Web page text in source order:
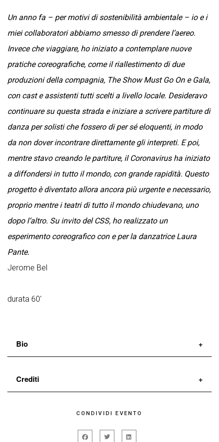
Un anno fa – per motivi di sostenibilità ambientale – io e i
miei collaboratori abbiamo smesso di prendere l’aereo.
Invece che viaggiare, ho iniziato a contemplare nuove
pratiche coreografiche, come il riallestimento di due
produzioni della compagnia, The Show Must Go On e Gala,
con cast e assistenti tutti scelti a livello locale. Desideravo
continuare su questa strada e iniziare a scrivere partiture di
danza per solisti che fossero di per sé eloquenti, in modo
da non dover incontrare direttamente gli interpreti. E poi,
mentre stavo creando le partiture, il Coronavirus ha iniziato
a diffondersi in tutto il mondo, con grande rapidità. Questo
progetto è diventato allora ancora più urgente e necessario,
proprio mentre i teatri di tutto il mondo chiudevano, uno
dopo l’altro. Su invito del CSS, ho realizzato un
esperimento coreografico con e per la danzatrice Laura
Pante.
Jerome Bel
durata 60'
Bio
Jérôme Bel
indiscusso della scena internazionale contemporanea
dei danzatori come Véronique Doisneau, Cédric
Crediti
uno spettacolo diJerome Bel
CONDIVIDI EVENTO